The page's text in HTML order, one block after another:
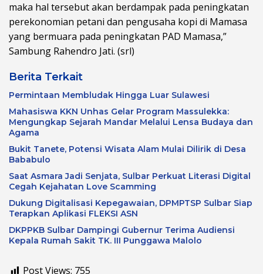
maka hal tersebut akan berdampak pada peningkatan
perekonomian petani dan pengusaha kopi di Mamasa
yang bermuara pada peningkatan PAD Mamasa,”
Sambung Rahendro Jati. (srl)
Berita Terkait
Permintaan Membludak Hingga Luar Sulawesi
Mahasiswa KKN Unhas Gelar Program Massulekka:
Mengungkap Sejarah Mandar Melalui Lensa Budaya dan
Agama
Bukit Tanete, Potensi Wisata Alam Mulai Dilirik di Desa
Bababulo
Saat Asmara Jadi Senjata, Sulbar Perkuat Literasi Digital
Cegah Kejahatan Love Scamming
Dukung Digitalisasi Kepegawaian, DPMPTSP Sulbar Siap
Terapkan Aplikasi FLEKSI ASN
DKPPKB Sulbar Dampingi Gubernur Terima Audiensi
Kepala Rumah Sakit TK. III Punggawa Malolo
Post Views: 755